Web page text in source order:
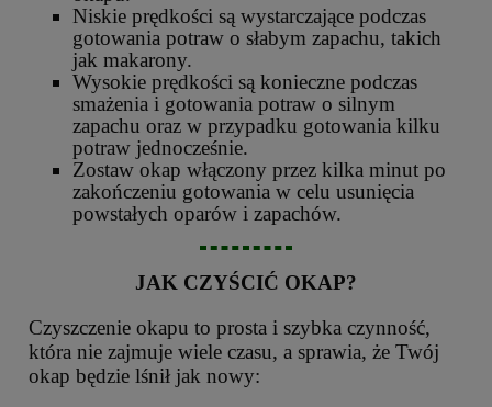
Niskie prędkości są wystarczające podczas
gotowania potraw o słabym zapachu, takich
jak makarony.
Wysokie prędkości są konieczne podczas
smażenia i gotowania potraw o silnym
zapachu oraz w przypadku gotowania kilku
potraw jednocześnie.
Zostaw okap włączony przez kilka minut po
zakończeniu gotowania w celu usunięcia
powstałych oparów i zapachów.
JAK CZYŚCIĆ OKAP?
Czyszczenie okapu to prosta i szybka czynność,
która nie zajmuje wiele czasu, a sprawia, że Twój
okap będzie lśnił jak nowy: